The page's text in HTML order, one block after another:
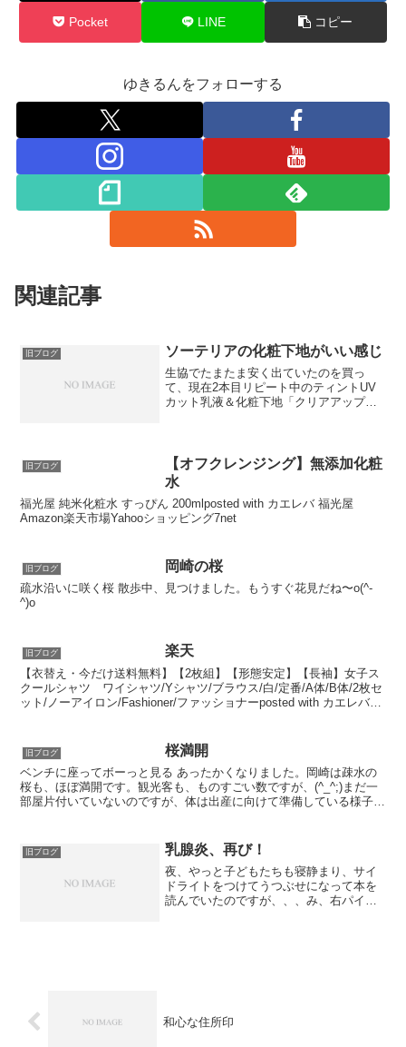
Pocket LINE コピー
ゆきるんをフォローする
関連記事
旧ブログ ソーテリアの化粧下地がいい感じ
生協でたまたま安く出ていたのを買っ
て、現在2本目リピート中のティントUV
カット乳液＆化粧下地「クリアアップベ
じになります。しかも、ナ...
旧ブログ
【オフクレンジング】無添加化粧
水
福光屋 純米化粧水 すっぴん 200mlposted with カエレバ 福光屋
Amazon楽天市場Yahooショッピング7net
旧ブログ 岡崎の桜
疏水沿いに咲く桜 散歩中、見つけました。もうすぐ花見だね〜o(^-
^)o
旧ブログ 楽天
【衣替え・今だけ送料無料】【2枚組】【形態安定】【長袖】女子ス
クールシャツ ワイシャツ/Yシャツ/ブラウス/白/定番/A体/B体/2枚セ
ット/ノーアイロン/Fashioner/ファッショナーposted with カエレバ楽
旧ブログ 桜満開
ベンチに座ってボーっと見る あったかくなりました。岡崎は疎水の
桜も、ほぼ満開です。観光客も、ものすごい数ですが、(^_^;)まだ一
部屋片付いていないのですが、体は出産に向けて準備している様子。
旧ブログ 乳腺炎、再び！
夜、やっと子どもたちも寝静まり、サイ
ドライトをつけてうつぶせになって本を
読んでいたのですが、、、み、右パイが
和心な住所印